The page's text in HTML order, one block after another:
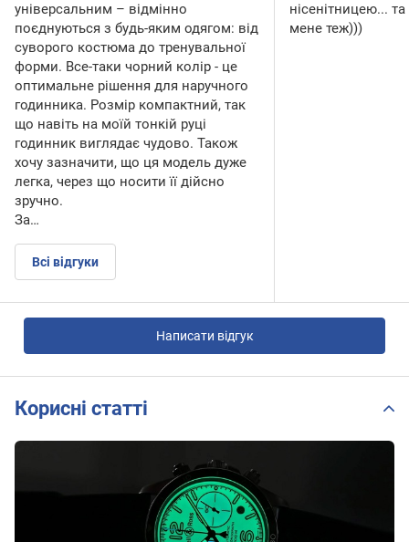
універсальним – відмінно
поєднуються з будь-яким одягом: від
суворого костюма до тренувальної
форми. Все-таки чорний колір - це
оптимальне рішення для наручного
годинника. Розмір компактний, так
що навіть на моїй тонкій руці
годинник виглядає чудово. Також
хочу зазначити, що ця модель дуже
легка, через що носити її дійсно
зручно.
За…
Всі відгуки
нісенітницею...
мене теж)))
Написати відгук
Корисні статті